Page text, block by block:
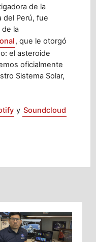
de la
del Perú, fue
la
, que le otorgó
el asteroide
oficialmente
Sistema Solar,
y Soundcloud